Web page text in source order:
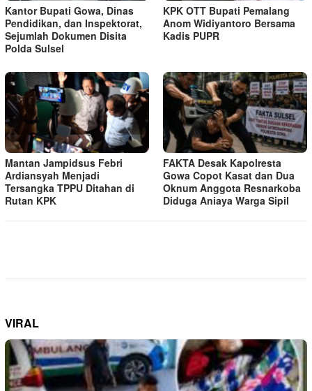
Kantor Bupati Gowa, Dinas
Pendidikan, dan Inspektorat,
Sejumlah Dokumen Disita
Polda Sulsel
KPK OTT Bupati Pemalang
Anom Widiyantoro Bersama
Kadis PUPR
Mantan Jampidsus Febri
Ardiansyah Menjadi
Tersangka TPPU Ditahan di
Rutan KPK
FAKTA Desak Kapolresta
Gowa Copot Kasat dan Dua
Oknum Anggota Resnarkoba
Diduga Aniaya Warga Sipil
VIRAL